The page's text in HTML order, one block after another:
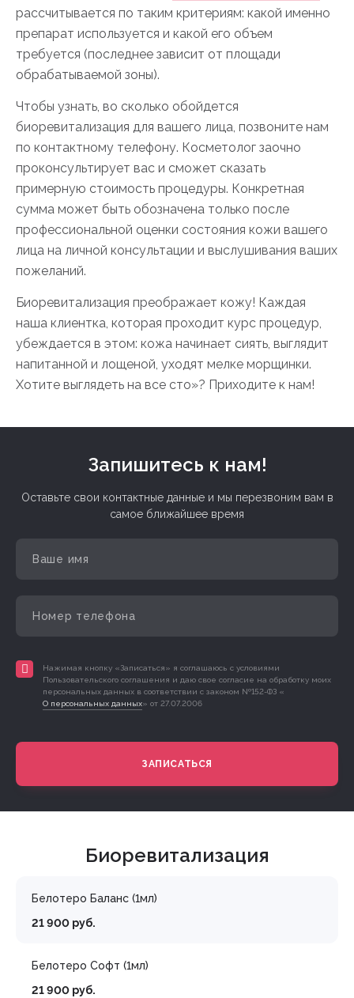
рассчитывается по таким критериям: какой именно
препарат используется и какой его объем
требуется (последнее зависит от площади
обрабатываемой зоны).
Чтобы узнать, во сколько обойдется
биоревитализация для вашего лица, позвоните нам
по контактному телефону. Косметолог заочно
проконсультирует вас и сможет сказать
примерную стоимость процедуры. Конкретная
сумма может быть обозначена только после
профессиональной оценки состояния кожи вашего
лица на личной консультации и выслушивания ваших
пожеланий.
Биоревитализация преображает кожу! Каждая
наша клиентка, которая проходит курс процедур,
убеждается в этом: кожа начинает сиять, выглядит
напитанной и лощеной, уходят мелке морщинки.
Хотите выглядеть на все сто»? Приходите к нам!
Запишитесь к нам!
Оставьте свои контактные данные и мы перезвоним вам в
самое ближайшее время
Нажимая кнопку «Записаться» я соглашаюсь с условиями
Пользовательского соглашения и даю свое согласие на обработку моих
персональных данных в соответствии с законом №152-ФЗ «
О персональных данных» от 27.07.2006
ЗАПИСАТЬСЯ
Биоревитализация
Белотеро Баланс (1мл)
21 900 руб.
Белотеро Софт (1мл)
21 900 руб.